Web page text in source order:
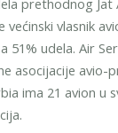
prethodnog Jat
većinski vlasnik
51% udela. Air
asocijacije avio-
ima 21 avion u